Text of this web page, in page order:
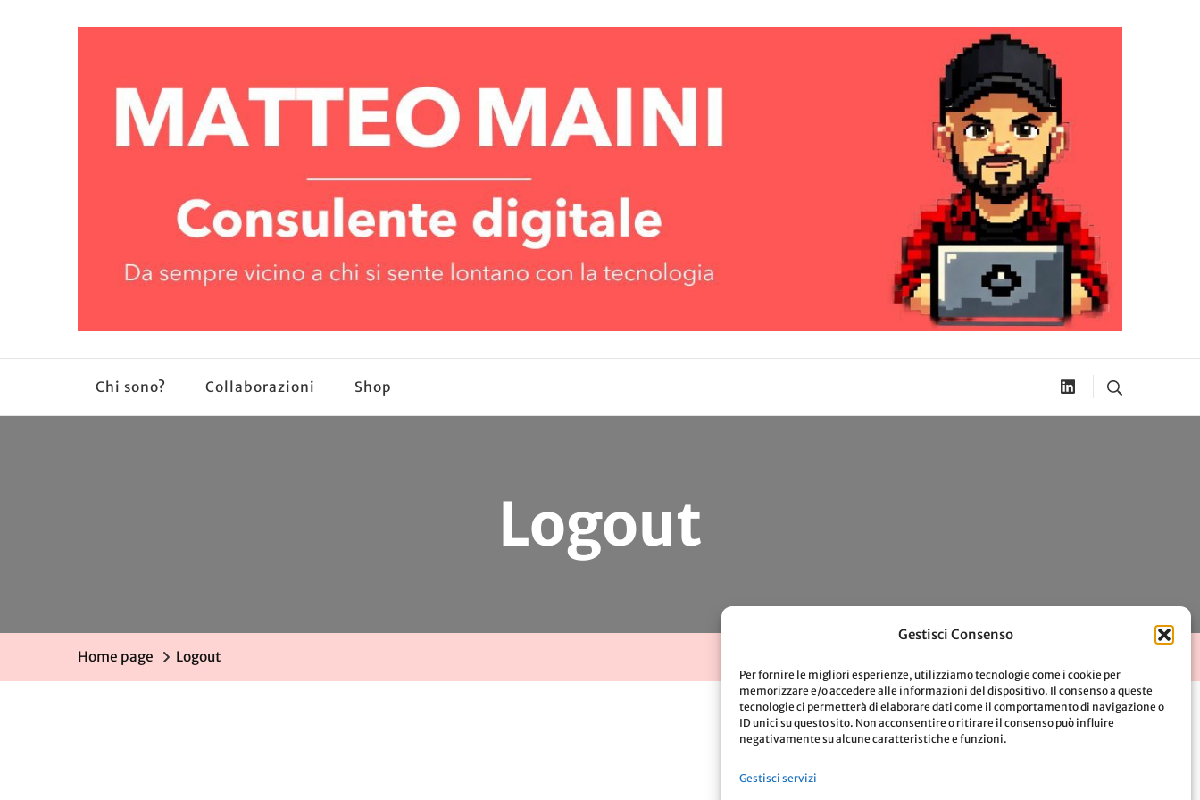
Gestisci Consenso
Per fornire le migliori esperienze, utilizziamo tecnologie come i cookie per
memorizzare e/o accedere alle informazioni del dispositivo. Il consenso a queste
tecnologie ci permetterà di elaborare dati come il comportamento di navigazione o
ID unici su questo sito. Non acconsentire o ritirare il consenso può influire
negativamente su alcune caratteristiche e funzioni.
Gestisci servizi
Chi sono? Collaborazioni Shop
Logout
Home page Logout